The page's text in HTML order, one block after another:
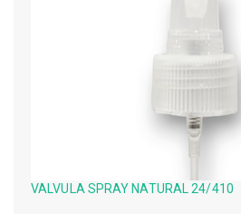
VALVULA SPRAY NATURAL 24/410